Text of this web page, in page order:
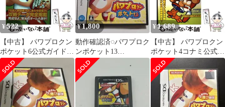
¥ 522
【中古】 パワプロクン
ポケット6公式ガイド
(KONAMI official guide
公式ガイドシリーズ) /
コナミ / コナミ
¥1,800
動作確認済◌パワプロク
ンポケット13
NINTENDO DS
¥1,689
【中古】 パワプロクン
ポケット4コナミ公式パ
ーフェクトガイド
(KONAMI official guide
パーフェクトシリーズ)
/ コナミ / コナミ